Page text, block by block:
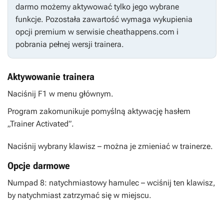
darmo możemy aktywować tylko jego wybrane
funkcje. Pozostała zawartość wymaga wykupienia
opcji premium w serwisie cheathappens.com i
pobrania pełnej wersji trainera.
Aktywowanie trainera
Naciśnij F1 w menu głównym.
Program zakomunikuje pomyślną aktywację hasłem
„Trainer Activated”.
Naciśnij wybrany klawisz – można je zmieniać w trainerze.
Opcje darmowe
Numpad 8: natychmiastowy hamulec – wciśnij ten klawisz,
by natychmiast zatrzymać się w miejscu.